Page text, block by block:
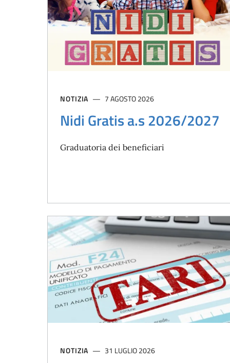
NOTIZIA 7 AGOSTO 2026
Nidi Gratis a.s 2026/2027
Graduatoria dei beneficiari
NOTIZIA 31 LUGLIO 2026